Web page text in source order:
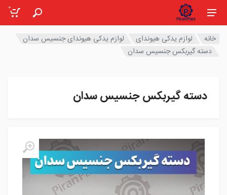
0
خانه لوازم یدکی هیوندای
لوازم یدکی هیوندای جنسیس سدان
دسته گیربکس جنسیس سدان
دسته گیربکس جنسیس سدان